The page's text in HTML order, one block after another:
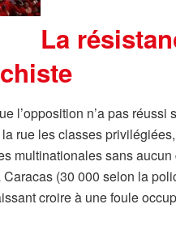
La
l’opposition n’a pas
rue les classes
multinationales sans
(30 000 selon la
croire à une foule